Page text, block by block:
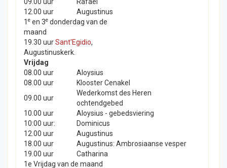
12.00 uur
Augustinus
1 e en 3e donderdag van de
maand
19.30 uurSant'Egidio,
Augustinuskerk.
Vrijdag
08.00 uur
Aloysius
08.00 uur
Klooster Cenakel
09.00 uur
Wederkomst des Heren
ochtendgebed
10.00 uur
Aloysius - gebedsviering
10:00 uur:
Dominicus
12.00 uur
Augustinus
18.00 uur
Augustinus: Ambrosiaanse vesper
19.00 uur
Catharina
1e Vrijdag van de maand